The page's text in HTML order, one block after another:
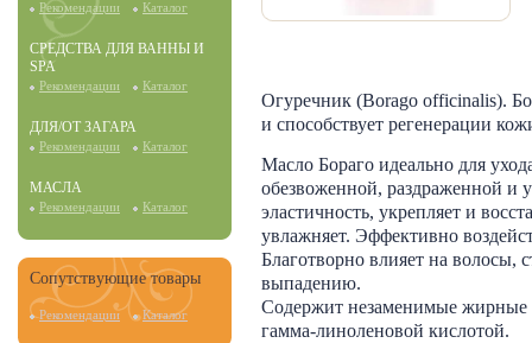
Рекомендации Каталог
СРЕДСТВА ДЛЯ ВАННЫ И
SPA
Рекомендации Каталог
ДЛЯ/ОТ ЗАГАРА
Рекомендации Каталог
МАСЛА
Рекомендации Каталог
Сопутствующие товары
Рекомендации Каталог
Огуречник (Borago officinalis).
и способствует регенерации
Масло Бораго идеально для
обезвоженной, раздраженной
эластичность, укрепляет и
увлажняет. Эффективно
Благотворно влияет на волосы,
выпадению.
Содержит незаменимые жирные
гамма-линоленовой кислотой.